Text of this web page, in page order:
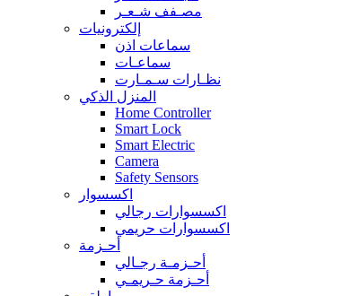
مصـفف شـعـر
إلكترونيات
سماعات اذن
سماعـات
نظـارات سـمـارت
المنزل الذكي
Home Controller
Smart Lock
Smart Electric
Camera
Safety Sensors
اكسسوار
اكسسوارات رجالي
اكسسوارات حريمي
أحـزمة
أحـزمـة رجـالي
أحـزمة حـريمـي